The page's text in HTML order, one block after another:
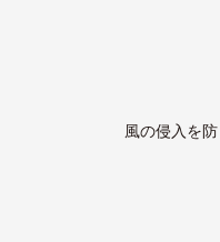
風の侵入を